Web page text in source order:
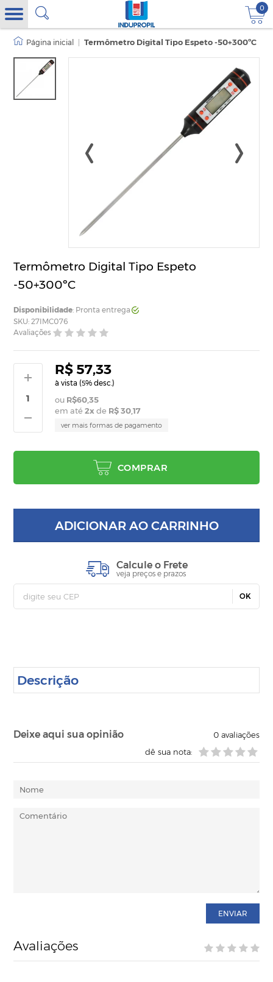
0
Termômetro Digital Tipo Espeto -50+300ºC
Termômetro Digital Tipo Espeto
-50+300ºC
Disponibilidade: Pronta entrega
SKU: 27IMC076
Avaliações
R$ 57,33
à vista (5% desc.)
R$60,35
em até2x de R$ 30,17
ver mais formas de pagamento
COMPRAR
ADICIONAR AO CARRINHO
Calcule o Frete
veja preços e prazos
OK
Descrição
Deixe aqui sua opinião 0avaliações
dê sua nota:
ENVIAR
Avaliações